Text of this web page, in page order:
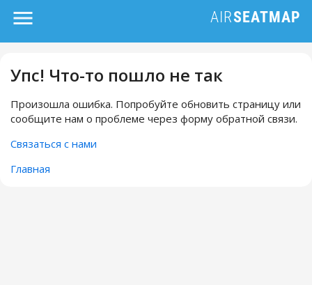
Упс! Что-то пошло не так
Произошла ошибка. Попробуйте обновить страницу или
сообщите нам о проблеме через форму обратной связи.
Связаться с нами
Главная